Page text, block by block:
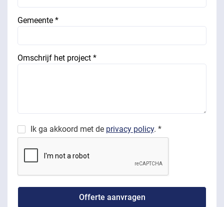
Gemeente *
Omschrijf het project *
Ik ga akkoord met de privacy policy. *